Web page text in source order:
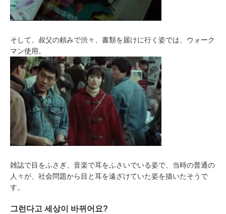
そして、叔父の頼みで渋々、書類を届けに行く姿では、ウォーク
マン使用。
雑誌で目をふさぎ、音楽で耳をふさいでいる姿で、当時の普通の
人々が、社会問題から目と耳を遠ざけていた姿を描いたそうで
す。
그런다고 세상이 바뀌어요?